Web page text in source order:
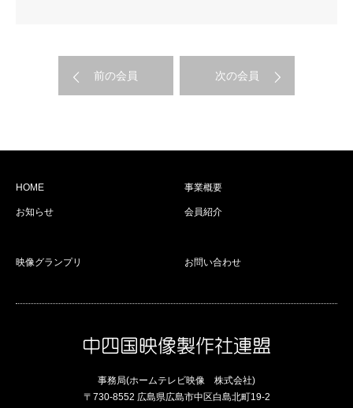
前の会員 次の会員
HOME
お知らせ
事業概要
会員紹介
映像グランプリ お問い合わせ
事務局(ホームテレビ映像 株式会社)
〒730-8552 広島県広島市中区白島北町19-2